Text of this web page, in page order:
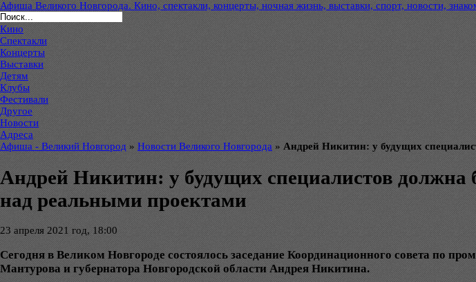
Афиша Великого Новгорода. Кино, спектакли, концерты, ночная жизнь, выставки, спорт, новости,
Кино
Спектакли
Концерты
Выставки
Детям
Клубы
Фестивали
Другое
Новости
Адреса
Афиша - Великий Новгород » Новости Великого Новгорода » Андрей Никитин: у будущих
Андрей Никитин: у будущих специалистов должна
над реальными проектами
23 апреля 2021 год, 18:00
Сегодня в Великом Новгороде состоялось заседание Координационного совета по
Мантурова и губернатора Новгородской области Андрея Никитина.